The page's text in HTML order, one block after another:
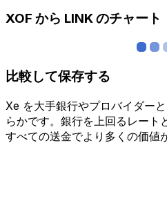
XOF から LINK のチャート
比較して保存する
Xe を大手銀行やプロバイダー
らかです。銀行を上回るレート
すべての送金でより多くの価値